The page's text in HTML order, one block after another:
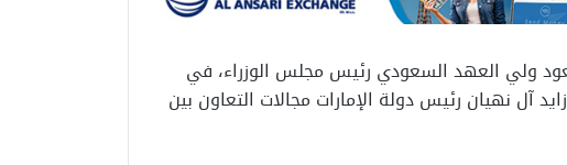
ولي العهد السعودي رئيس مجلس الوزراء، في
آل نهيان رئيس دولة الإمارات مجالات التعاون بين